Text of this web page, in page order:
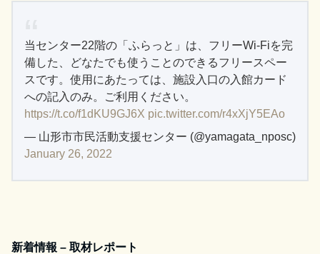
当センター22階の「ふらっと」は、フリーWi-Fiを完
備した、どなたでも使うことのできるフリースペー
スです。使用にあたっては、施設入口の入館カード
への記入のみ。ご利用ください。
https://t.co/f1dKU9GJ6X pic.twitter.com/r4xXjY5EAo
— 山形市市民活動支援センター (@yamagata_nposc)
January 26, 2022
新着情報 – 取材レポート